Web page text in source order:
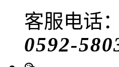
客服电话：
0592-